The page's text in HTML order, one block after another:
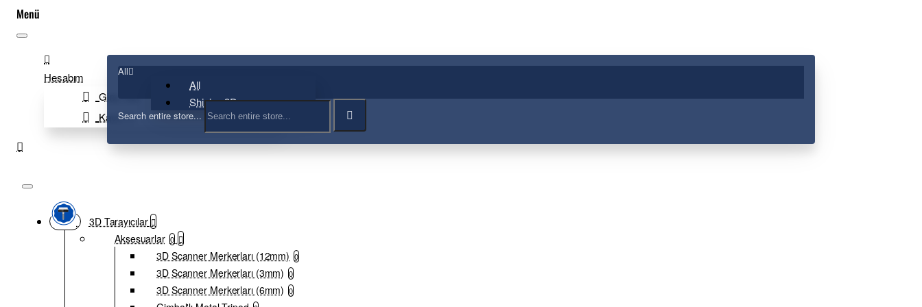
Hesabım
Giriş Yap
Kayıt Ol
3D Tarayıcılar
Aksesuarlar 0
3D Scanner Merkerları (12mm) 0
3D Scanner Merkerları (3mm) 0
3D Scanner Merkerları (6mm) 0
All
All
Shining 3D
Search entire store...